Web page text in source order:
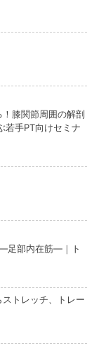
！膝関節周囲の解剖
若手PT向けセミナ
―足部内在筋―｜ト
トレッチ、トレー